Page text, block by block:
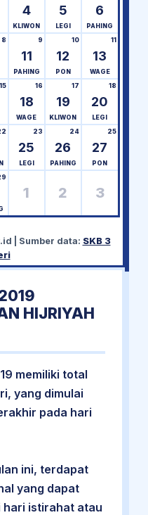
4
KLIWON
5
LEGI
6
PAHING
8
11
9
PAHING
12
10
PON
13
11
WAGE
15
18
16
WAGE
19
17
KLIWON
20
18
LEGI
25
23
LEGI
26
24
PAHING
27
25
PON
1 2 3
| Sumber data: SKB 3
HIJRIYAH
memiliki total
yang dimulai
pada hari
ini, terdapat
yang dapat
hari istirahat atau